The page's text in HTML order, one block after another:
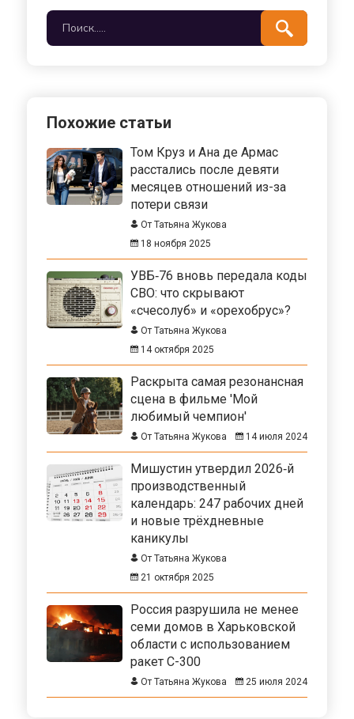
Похожие статьи
Том Круз и Ана де Армас
расстались после девяти
месяцев отношений из-за
потери связи
От Татьяна Жукова
18 ноября 2025
УВБ‑76 вновь передала коды
СВО: что скрывают
«счесолуб» и «орехобрус»?
От Татьяна Жукова
14 октября 2025
Раскрыта самая резонансная
сцена в фильме 'Мой
любимый чемпион'
От Татьяна Жукова 14 июля 2024
Мишустин утвердил 2026‑й
производственный
календарь: 247 рабочих дней
и новые трёхдневные
каникулы
От Татьяна Жукова
21 октября 2025
Россия разрушила не менее
семи домов в Харьковской
области с использованием
ракет С-300
От Татьяна Жукова 25 июля 2024